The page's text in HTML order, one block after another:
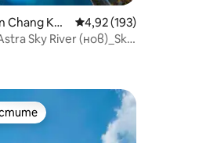
отзива
Chang Khl
Средна оценка: 4,92
4,92 (193)
Sky River (нов)_Sky
избор на гостите